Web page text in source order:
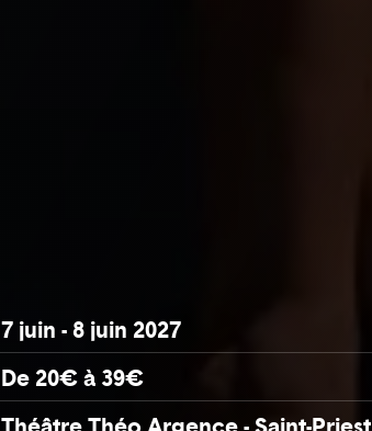
7 juin - 8 juin 2027
De 20€ à 39€